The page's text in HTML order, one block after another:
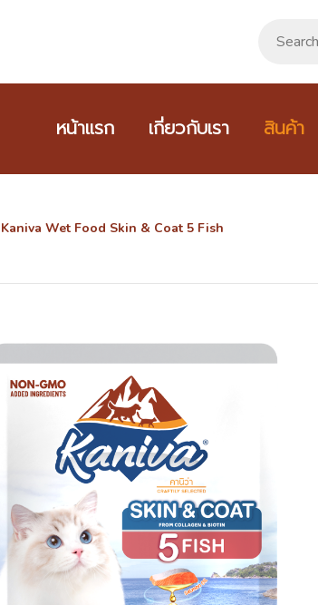
หน้าแรก เกี่ยวกับเรา สินค้า
Kaniva Wet Food Skin & Coat 5 Fish